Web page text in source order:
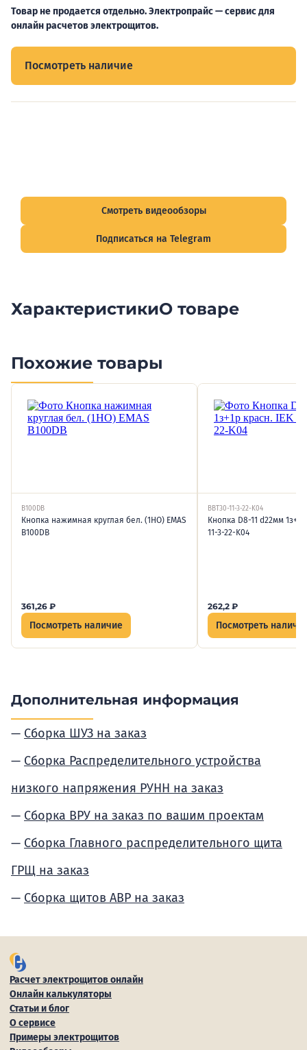
Товар не продается отдельно. Электропрайс — сервис для
онлайн расчетов электрощитов.
Посмотреть наличие
Смотреть видеообзоры
Подписаться на Telegram
ХарактеристикиО товаре
Похожие товары
B100DB
Кнопка нажимная круглая бел. (1НО) EMAS
B100DB
361,26 ₽
Посмотреть наличие
BBT30-11-3-22-K04
Кнопка D8-11 d22мм
11-3-22-K04
262,2 ₽
Посмотреть
Дополнительная информация
Сборка ШУЗ на заказ
Сборка Распределительного устройства
низкого напряжения РУНН на заказ
Сборка ВРУ на заказ по вашим проектам
Сборка Главного распределительного щита
ГРЩ на заказ
Сборка щитов АВР на заказ
Расчет электрощитов онлайн
Онлайн калькуляторы
Статьи и блог
О сервисе
Примеры электрощитов